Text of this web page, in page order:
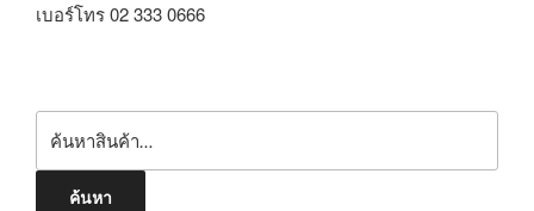
เบอร์โทร 02 333 0666
ค้นหา